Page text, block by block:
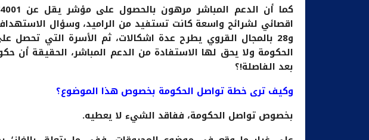
بعد الفاصلة!؟
وكيف ترى خطة تواصل الحكومة بخصوص هذا الموضوع؟
بخصوص تواصل الحكومة، ففاقد الشيء لا يعطيه.